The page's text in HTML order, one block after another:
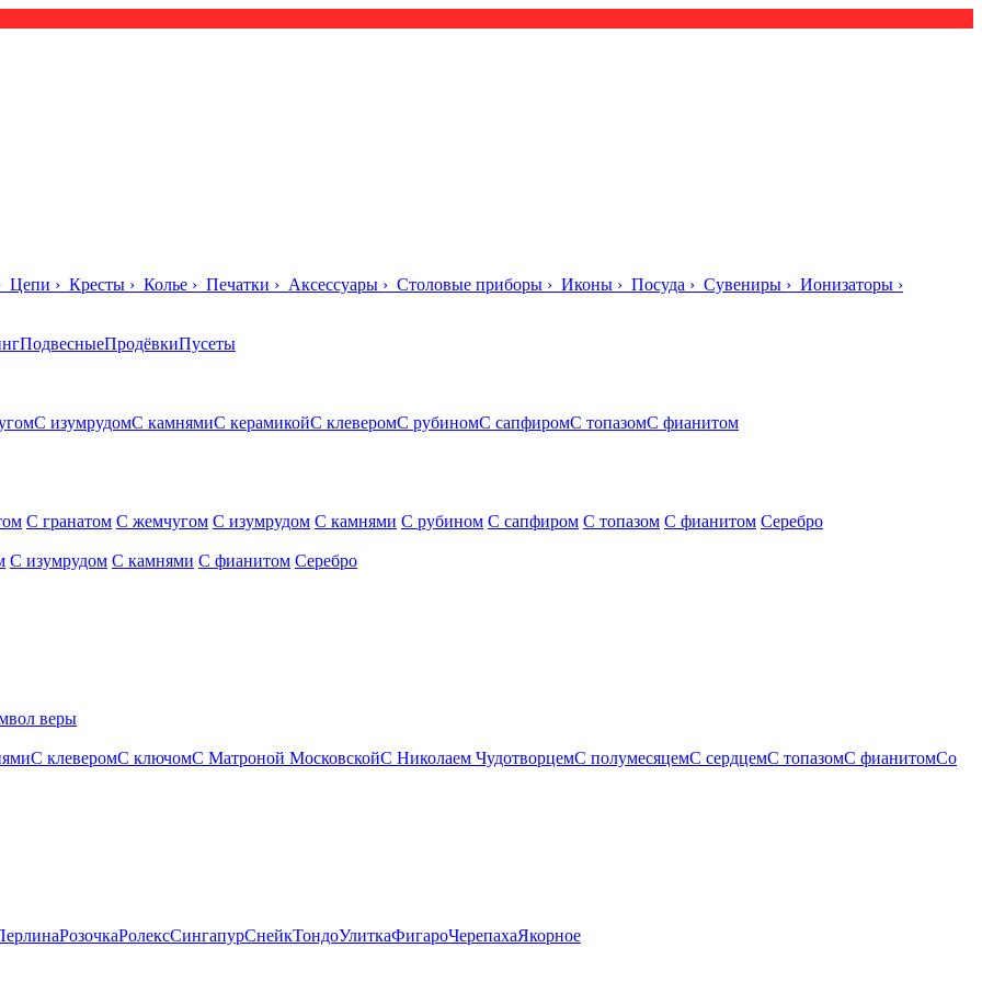
Цепи › Кресты › Колье › Печатки › Аксессуары › Столовые приборы › Иконы › Посуда › Сувениры › Ионизаторы ›
ПодвесныеПродёвкиПусеты
С изумрудомС камнямиС керамикойС клеверомС рубиномС сапфиромС топазомС фианитом
С гранатом С жемчугом С изумрудом С камнями С рубином С сапфиром С топазом С фианитом Серебро
С изумрудом С камнями С фианитом Серебро
веры
С клеверомС ключомС Матроной МосковскойС Николаем ЧудотворцемС полумесяцемС сердцемС топазомС фианитомСо
РозочкаРолексСингапурСнейкТондоУлиткаФигароЧерепахаЯкорное